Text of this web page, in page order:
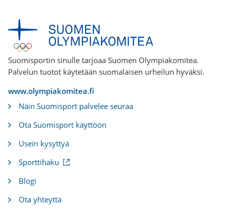
Suomisportin sinulle tarjoaa Suomen Olympiakomitea.
Palvelun tuotot käytetään suomalaisen urheilun hyväksi.
www.olympiakomitea.fi
Näin Suomisport palvelee seuraa
Ota Suomisport käyttöön
Usein kysyttyä
Sporttihaku(
o
i
Blogi
Ota yhteyttä